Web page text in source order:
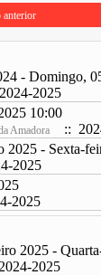
anterior
- Domingo,
2025
10:00
Amadora
::
2025 - Sexta-
2025
2025
2025 -
2025